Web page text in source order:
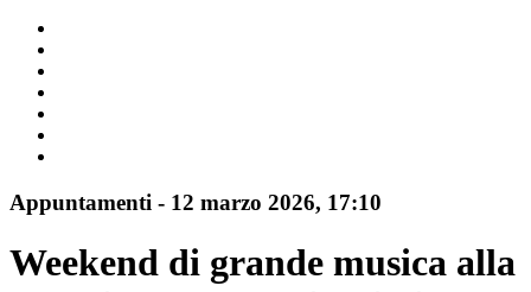
Appuntamenti - 12 marzo 2026, 17:10
Weekend di grande musica alla